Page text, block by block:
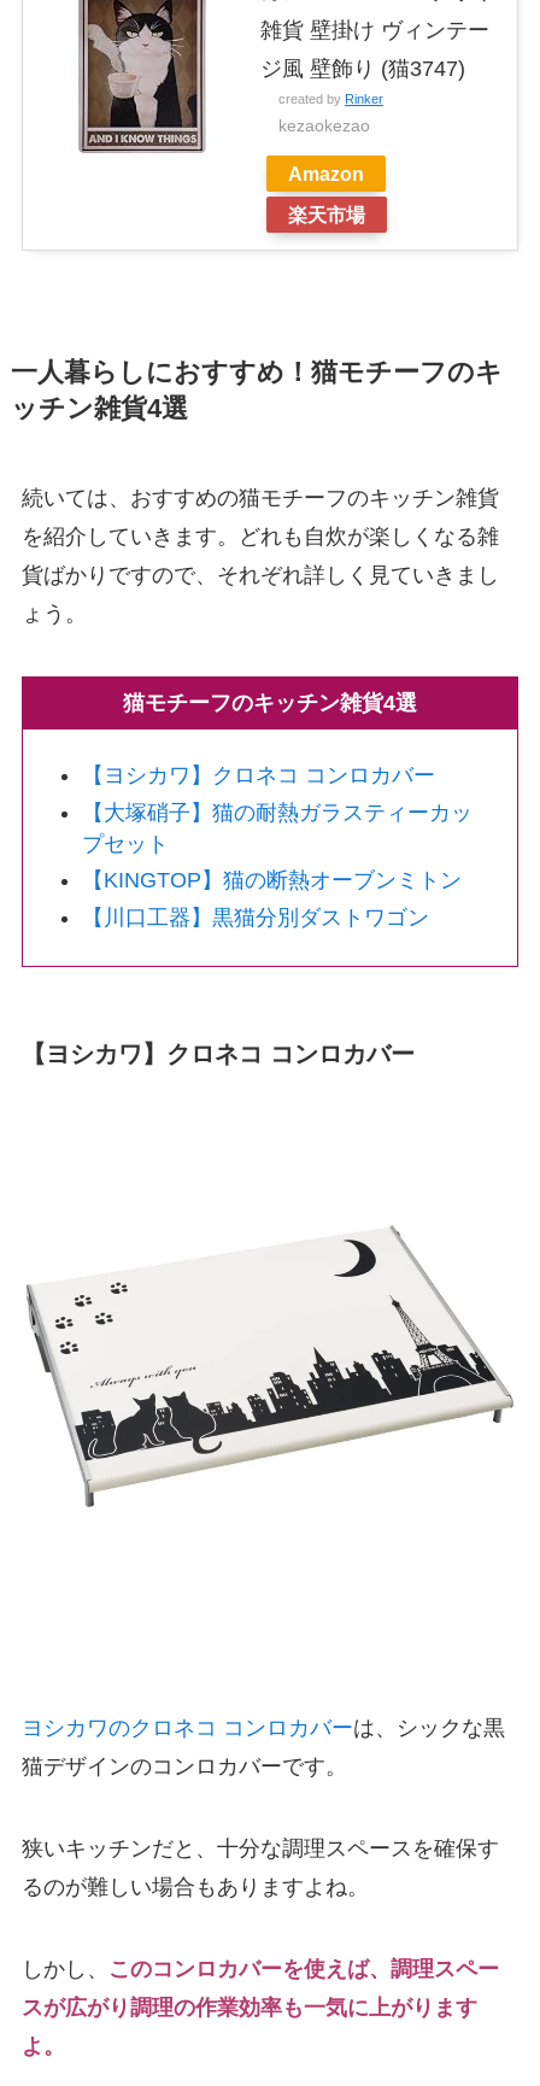
雑貨 壁掛け ヴィンテー
ジ風 壁飾り (猫3747)
created by Rinker
kezaokezao
Amazon
楽天市場
一人暮らしにおすすめ！猫モチーフのキ
ッチン雑貨4選
続いては、おすすめの猫モチーフのキッチン雑貨
を紹介していきます。どれも自炊が楽しくなる雑
貨ばかりですので、それぞれ詳しく見ていきまし
ょう。
猫モチーフのキッチン雑貨4選
【ヨシカワ】クロネコ コンロカバー
【大塚硝子】猫の耐熱ガラスティーカッ
プセット
【‎KINGTOP】猫の断熱オーブンミトン
【‎川口工器】黒猫分別ダストワゴン
【ヨシカワ】クロネコ コンロカバー
ヨシカワのクロネコ コンロカバーは、シックな黒
猫デザインのコンロカバーです。
狭いキッチンだと、十分な調理スペースを確保す
るのが難しい場合もありますよね。
しかし、
このコンロカバーを使えば、調理スペー
スが広がり調理の作業効率も一気に上がります
よ。